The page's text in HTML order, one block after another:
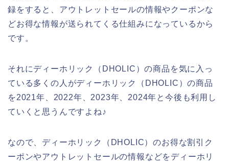
録をすると、アウトレットセールの情報やクーポンな
どお得な情報が送られてくる仕組みになっているから
です。
それにディーホリック（DHOLIC）の商品を気に入っ
ている多くの人がディーホリック（DHOLIC）の商品
を2021年、2022年、2023年、2024年と今後も利用し
ていくと思うんですよね♪
なので、ディーホリック（DHOLIC）のお得な割引ク
ーポンやアウトレットセールの情報などをディーホリ